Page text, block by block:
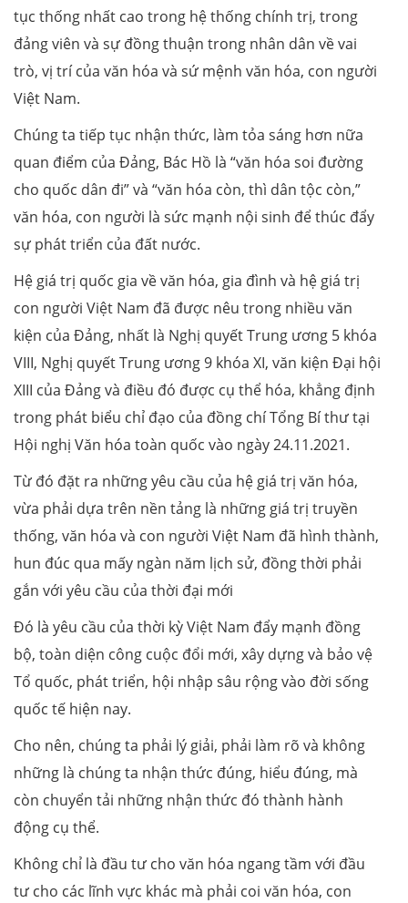
tục thống nhất cao trong hệ thống chính trị, trong
đảng viên và sự đồng thuận trong nhân dân về vai
trò, vị trí của văn hóa và sứ mệnh văn hóa, con người
Việt Nam.
Chúng ta tiếp tục nhận thức, làm tỏa sáng hơn nữa
quan điểm của Đảng, Bác Hồ là “văn hóa soi đường
cho quốc dân đi” và “văn hóa còn, thì dân tộc còn,”
văn hóa, con người là sức mạnh nội sinh để thúc đẩy
sự phát triển của đất nước.
Hệ giá trị quốc gia về văn hóa, gia đình và hệ giá trị
con người Việt Nam đã được nêu trong nhiều văn
kiện của Đảng, nhất là Nghị quyết Trung ương 5 khóa
VIII, Nghị quyết Trung ương 9 khóa XI, văn kiện Đại hội
XIII của Đảng và điều đó được cụ thể hóa, khẳng định
trong phát biểu chỉ đạo của đồng chí Tổng Bí thư tại
Hội nghị Văn hóa toàn quốc vào ngày 24.11.2021.
Từ đó đặt ra những yêu cầu của hệ giá trị văn hóa,
vừa phải dựa trên nền tảng là những giá trị truyền
thống, văn hóa và con người Việt Nam đã hình thành,
hun đúc qua mấy ngàn năm lịch sử, đồng thời phải
gắn với yêu cầu của thời đại mới
Đó là yêu cầu của thời kỳ Việt Nam đẩy mạnh đồng
bộ, toàn diện công cuộc đổi mới, xây dựng và bảo vệ
Tổ quốc, phát triển, hội nhập sâu rộng vào đời sống
quốc tế hiện nay.
Cho nên, chúng ta phải lý giải, phải làm rõ và không
những là chúng ta nhận thức đúng, hiểu đúng, mà
còn chuyển tải những nhận thức đó thành hành
động cụ thể.
Không chỉ là đầu tư cho văn hóa ngang tầm với đầu
tư cho các lĩnh vực khác mà phải coi văn hóa, con